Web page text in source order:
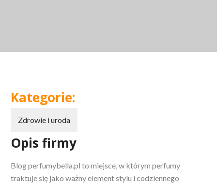
Kategorie:
Zdrowie i uroda
Opis firmy
Blog perfumybella.pl to miejsce, w którym perfumy
traktuje się jako ważny element stylu i codziennego